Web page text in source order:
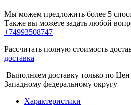
Мы можем предложить более 5
Также вы можете задать любой
+74993508747
Рассчитать полную стоимость
доставка
Выполняем доставку только по
Западному федеральному округу
Характеристики